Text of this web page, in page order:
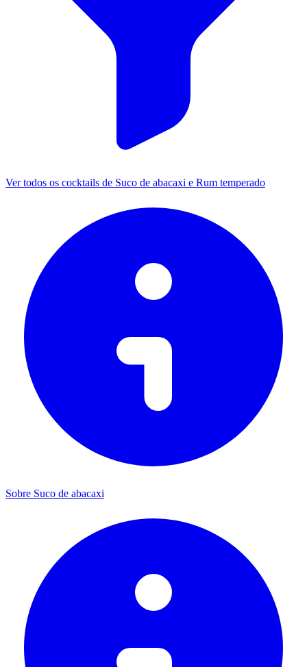
Ver todos os cocktails de Suco de abacaxi e Rum temperado
Sobre Suco de abacaxi